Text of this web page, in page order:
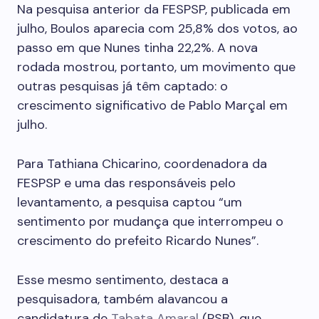
Na pesquisa anterior da FESPSP, publicada em
julho, Boulos aparecia com 25,8% dos votos, ao
passo em que Nunes tinha 22,2%. A nova
rodada mostrou, portanto, um movimento que
outras pesquisas já têm captado: o
crescimento significativo de Pablo Marçal em
julho.
Para Tathiana Chicarino, coordenadora da
FESPSP e uma das responsáveis pelo
levantamento, a pesquisa captou “um
sentimento por mudança que interrompeu o
crescimento do prefeito Ricardo Nunes”.
Esse mesmo sentimento, destaca a
pesquisadora, também alavancou a